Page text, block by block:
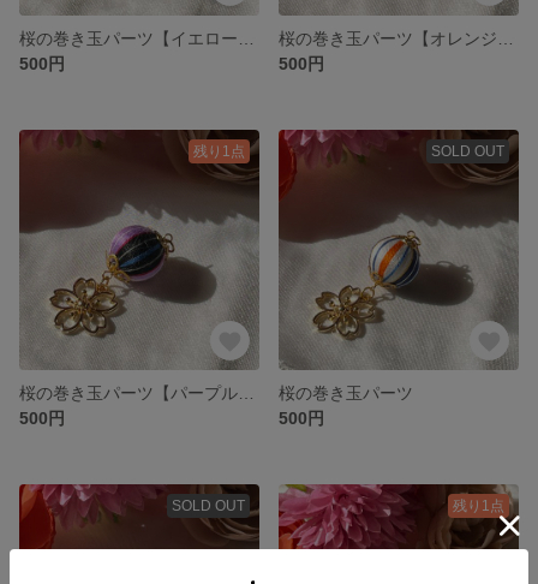
500円
500円
残り1点
500円
SOLD OUT
桜の巻き玉パーツ
500円
SOLD OUT 残り1点